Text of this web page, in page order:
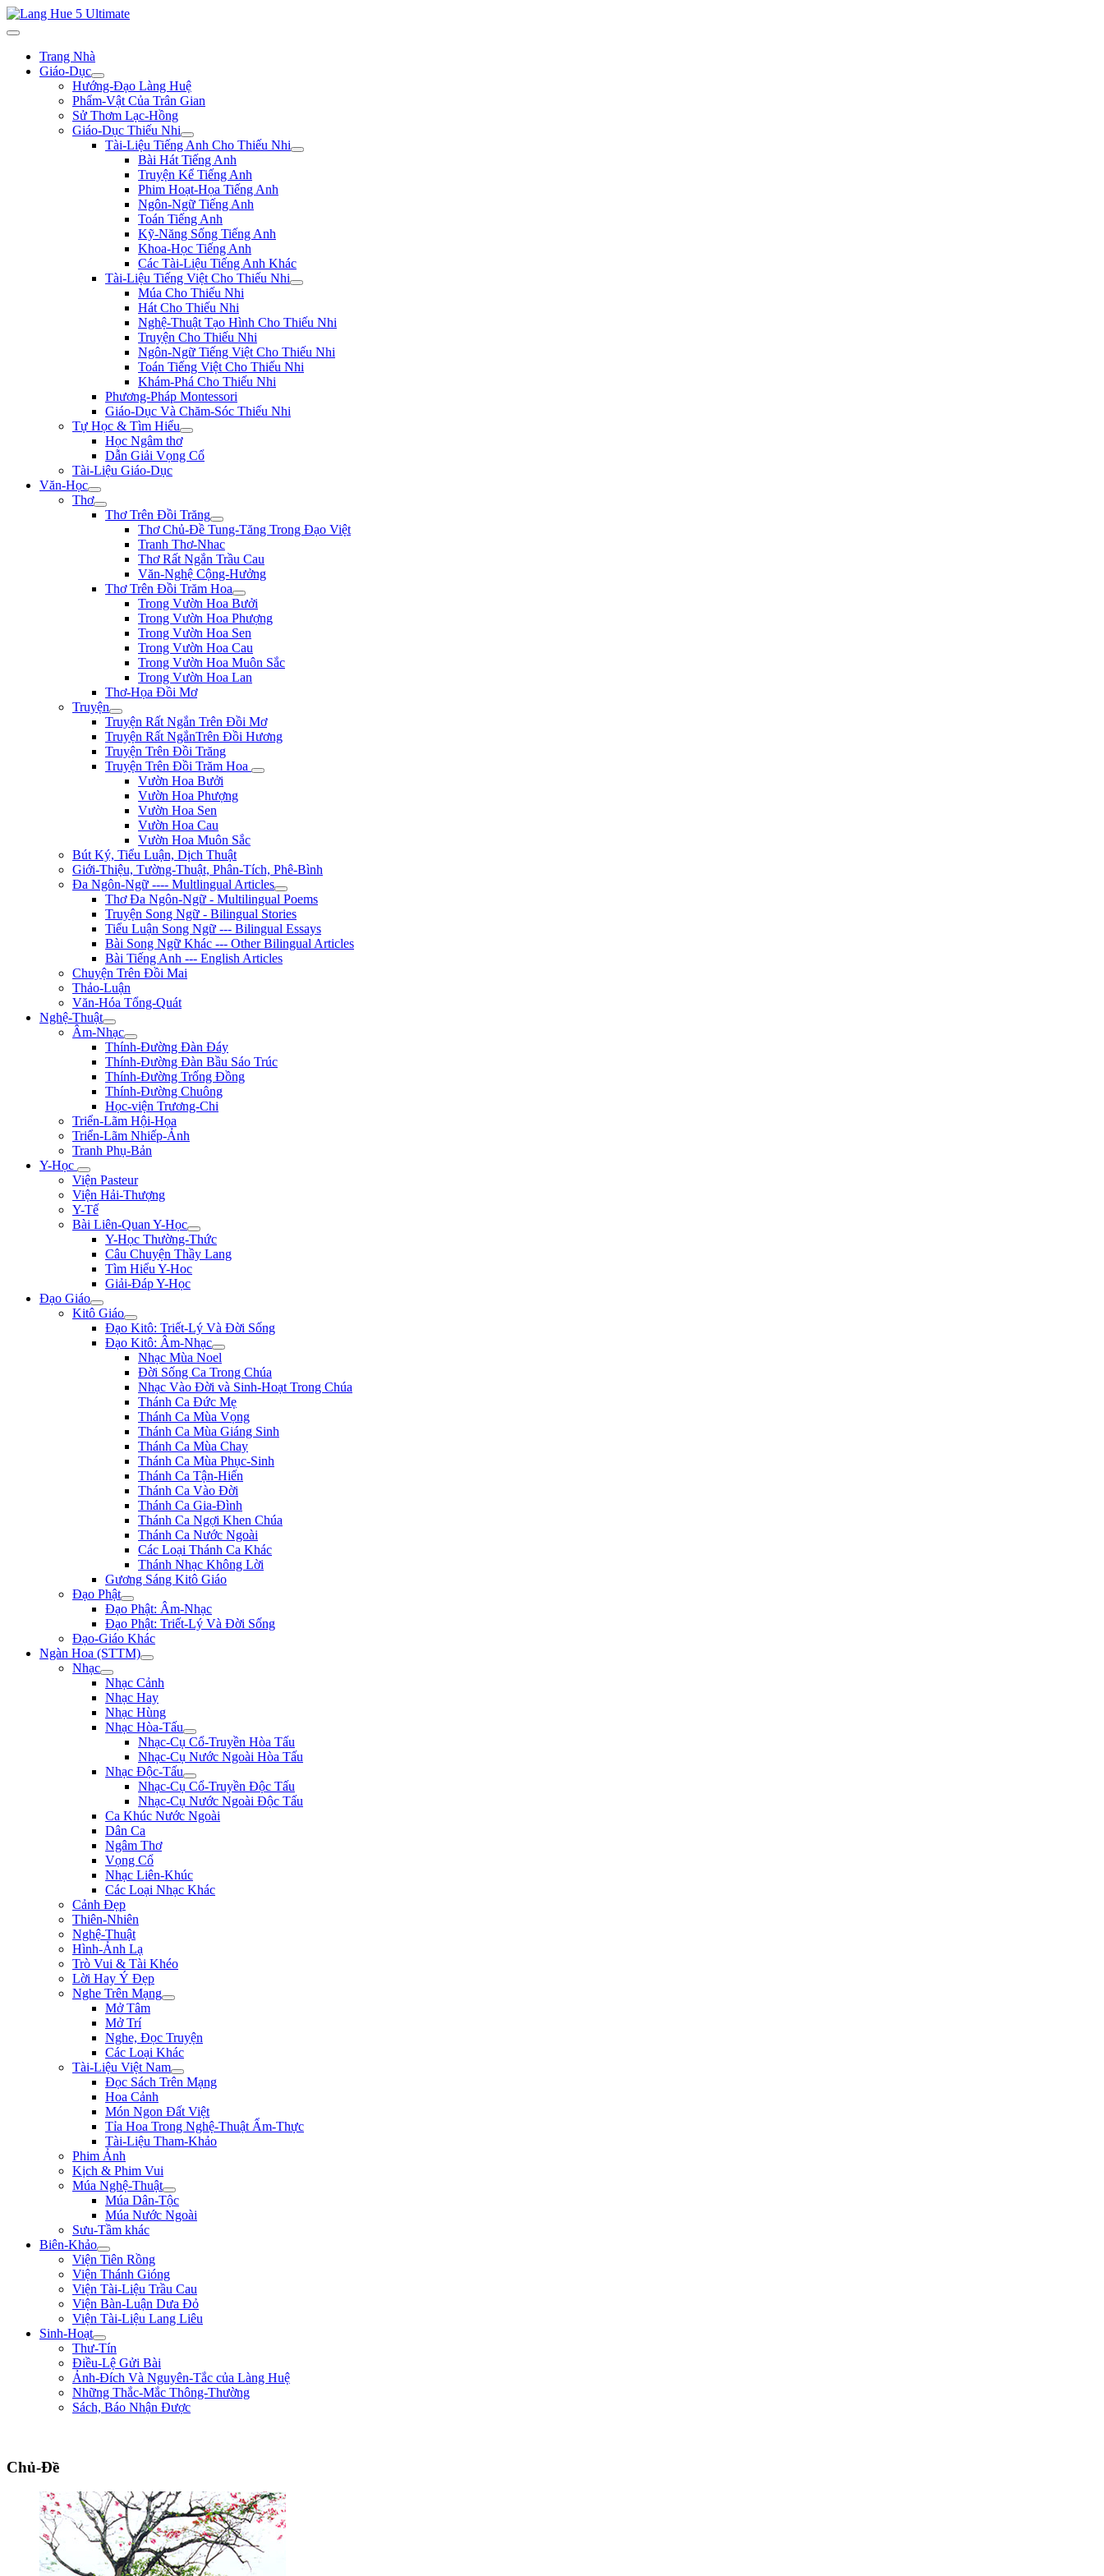
Trang Nhà
Giáo-Dục
Hướng-Đạo Làng Huệ
Phẩm-Vật Của Trân Gian
Sử Thơm Lạc-Hồng
Giáo-Dục Thiếu Nhi
Tài-Liệu Tiếng Anh Cho Thiếu Nhi
Bài Hát Tiếng Anh
Truyện Kể Tiếng Anh
Phim Hoạt-Họa Tiếng Anh
Ngôn-Ngữ Tiếng Anh
Toán Tiếng Anh
Kỹ-Năng Sống Tiếng Anh
Khoa-Học Tiếng Anh
Các Tài-Liệu Tiếng Anh Khác
Tài-Liệu Tiếng Việt Cho Thiếu Nhi
Múa Cho Thiếu Nhi
Hát Cho Thiếu Nhi
Nghệ-Thuật Tạo Hình Cho Thiếu Nhi
Truyện Cho Thiếu Nhi
Ngôn-Ngữ Tiếng Việt Cho Thiếu Nhi
Toán Tiếng Việt Cho Thiếu Nhi
Khám-Phá Cho Thiếu Nhi
Phương-Pháp Montessori
Giáo-Dục Và Chăm-Sóc Thiếu Nhi
Tự Học & Tìm Hiểu
Học Ngâm thơ
Dẫn Giải Vọng Cổ
Tài-Liệu Giáo-Dục
Văn-Học
Thơ
Thơ Trên Đồi Trăng
Thơ Chủ-Đề Tung-Tăng Trong Đạo Việt
Tranh Thơ-Nhac
Thơ Rất Ngắn Trầu Cau
Văn-Nghệ Cộng-Hưởng
Thơ Trên Đồi Trăm Hoa
Trong Vườn Hoa Bưởi
Trong Vườn Hoa Phượng
Trong Vườn Hoa Sen
Trong Vườn Hoa Cau
Trong Vườn Hoa Muôn Sắc
Trong Vườn Hoa Lan
Thơ-Họa Đồi Mơ
Truyện
Truyện Rất Ngắn Trên Đồi Mơ
Truyện Rất NgắnTrên Đồi Hương
Truyện Trên Đồi Trăng
Truyện Trên Đồi Trăm Hoa
Vườn Hoa Bưởi
Vườn Hoa Phượng
Vườn Hoa Sen
Vườn Hoa Cau
Vườn Hoa Muôn Sắc
Bút Ký, Tiểu Luận, Dịch Thuật
Giới-Thiệu, Tường-Thuật, Phân-Tích, Phê-Bình
Đa Ngôn-Ngữ ---- Multlingual Articles
Thơ Đa Ngôn-Ngữ - Multilingual Poems
Truyện Song Ngữ - Bilingual Stories
Tiểu Luận Song Ngữ --- Bilingual Essays
Bài Song Ngữ Khác --- Other Bilingual Articles
Bài Tiếng Anh --- English Articles
Chuyện Trên Đồi Mai
Thảo-Luận
Văn-Hóa Tổng-Quát
Nghệ-Thuật
Âm-Nhạc
Thính-Đường Đàn Đáy
Thính-Đường Đàn Bầu Sáo Trúc
Thính-Đường Trống Đồng
Thính-Đường Chuông
Học-viện Trương-Chi
Triển-Lãm Hội-Họa
Triển-Lãm Nhiếp-Ảnh
Tranh Phụ-Bản
Y-Học
Viện Pasteur
Viện Hải-Thượng
Y-Tế
Bài Liên-Quan Y-Học
Y-Học Thường-Thức
Câu Chuyện Thầy Lang
Tìm Hiểu Y-Hoc
Giải-Đáp Y-Học
Đạo Giáo
Kitô Giáo
Đạo Kitô: Triết-Lý Và Đời Sống
Đạo Kitô: Âm-Nhạc
Nhạc Mùa Noel
Đời Sống Ca Trong Chúa
Nhạc Vào Đời và Sinh-Hoạt Trong Chúa
Thánh Ca Đức Mẹ
Thánh Ca Mùa Vọng
Thánh Ca Mùa Giáng Sinh
Thánh Ca Mùa Chay
Thánh Ca Mùa Phục-Sinh
Thánh Ca Tận-Hiến
Thánh Ca Vào Đời
Thánh Ca Gia-Đình
Thánh Ca Ngợi Khen Chúa
Thánh Ca Nước Ngoài
Các Loại Thánh Ca Khác
Thánh Nhạc Không Lời
Gương Sáng Kitô Giáo
Đạo Phật
Đạo Phật: Âm-Nhạc
Đạo Phật: Triết-Lý Và Đời Sống
Đạo-Giáo Khác
Ngàn Hoa (STTM)
Nhạc
Nhạc Cảnh
Nhạc Hay
Nhạc Hùng
Nhạc Hòa-Tấu
Nhạc-Cụ Cổ-Truyền Hòa Tấu
Nhạc-Cụ Nước Ngoài Hòa Tấu
Nhạc Độc-Tấu
Nhạc-Cụ Cổ-Truyền Độc Tấu
Nhạc-Cụ Nước Ngoài Độc Tấu
Ca Khúc Nước Ngoài
Dân Ca
Ngâm Thơ
Vọng Cổ
Nhạc Liên-Khúc
Các Loại Nhạc Khác
Cảnh Đẹp
Thiên-Nhiên
Nghệ-Thuật
Hình-Ảnh Lạ
Trò Vui & Tài Khéo
Lời Hay Ý Đẹp
Nghe Trên Mạng
Mở Tâm
Mở Trí
Nghe, Đọc Truyện
Các Loại Khác
Tài-Liệu Việt Nam
Đọc Sách Trên Mạng
Hoa Cảnh
Món Ngon Đất Việt
Tỉa Hoa Trong Nghệ-Thuật Ẩm-Thực
Tài-Liệu Tham-Khảo
Phim Ảnh
Kịch & Phim Vui
Múa Nghệ-Thuật
Múa Dân-Tộc
Múa Nước Ngoài
Sưu-Tầm khác
Biên-Khảo
Viện Tiên Rồng
Viện Thánh Gióng
Viện Tài-Liệu Trầu Cau
Viện Bàn-Luận Dưa Đỏ
Viện Tài-Liệu Lang Liêu
Sinh-Hoạt
Thư-Tín
Điều-Lệ Gửi Bài
Ảnh-Đích Và Nguyên-Tắc của Làng Huệ
Những Thắc-Mắc Thông-Thường
Sách, Báo Nhận Được
Chủ-Đề